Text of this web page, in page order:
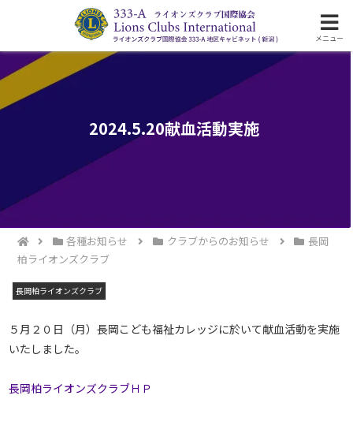
ライオンズクラブ国際協会333-A地区の活動
2024.5.20献血活動実施
各種お知らせ クラブからのお知らせ
長岡
柏ライオンズクラブ
長岡柏ライオンズクラブ
５月２０日（月）長岡こども福祉カレッジに於いて献血活動を実施
いたしました。
長岡柏ライオンズクラブＨＰ
メニュー